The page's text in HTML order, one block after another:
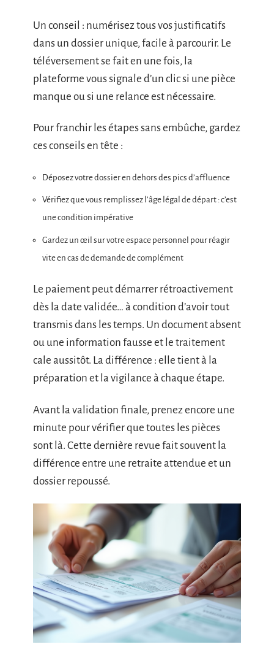
Un conseil : numérisez tous vos justificatifs
dans un dossier unique, facile à parcourir. Le
téléversement se fait en une fois, la
plateforme vous signale d’un clic si une pièce
manque ou si une relance est nécessaire.
Pour franchir les étapes sans embûche, gardez
ces conseils en tête :
Déposez votre dossier en dehors des pics d’affluence
Vérifiez que vous remplissez l’âge légal de départ : c’est
une condition impérative
Gardez un œil sur votre espace personnel pour réagir
vite en cas de demande de complément
Le paiement peut démarrer rétroactivement
dès la date validée… à condition d’avoir tout
transmis dans les temps. Un document absent
ou une information fausse et le traitement
cale aussitôt. La différence : elle tient à la
préparation et la vigilance à chaque étape.
Avant la validation finale, prenez encore une
minute pour vérifier que toutes les pièces
sont là. Cette dernière revue fait souvent la
différence entre une retraite attendue et un
dossier repoussé.